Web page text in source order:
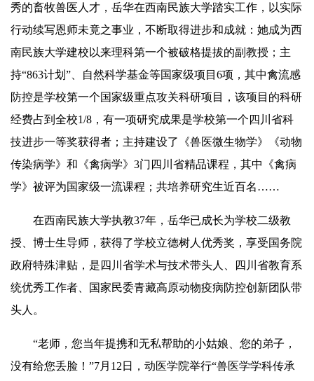
秀的畜牧兽医人才， 岳华在西南民族大学踏实工作，以实际
行动续写恩师未竟之事业，不断取得进步和成就：她成为西
南民族大学建校以来理科第一个被破格提拔的副教授；主
持“863计划”、自然科学基金等国家级项目6项，其中禽流感
防控是学校第一个国家级重点攻关科研项目，该项目的科研
经费占到全校1/8，有一项研究成果是学校第一个四川省科
技进步一等奖获得者；主持建设了《兽医微生物学》《动物
传染病学》和《禽病学》3门四川省精品课程，其中《禽病
学》被评为国家级一流课程；共培养研究生近百名……
在西南民族大学执教37年， 岳华已成长为学校二级教
授、博士生导师，获得了学校立德树人优秀奖，享受国务院
政府特殊津贴，是四川省学术与技术带头人、四川省教育系
统优秀工作者、国家民委青藏高原动物疫病防控创新团队带
头人。
“老师，您当年提携和无私帮助的小姑娘、您的弟子，
没有给您丢脸！”7月12日，动医学院举行“兽医学学科传承